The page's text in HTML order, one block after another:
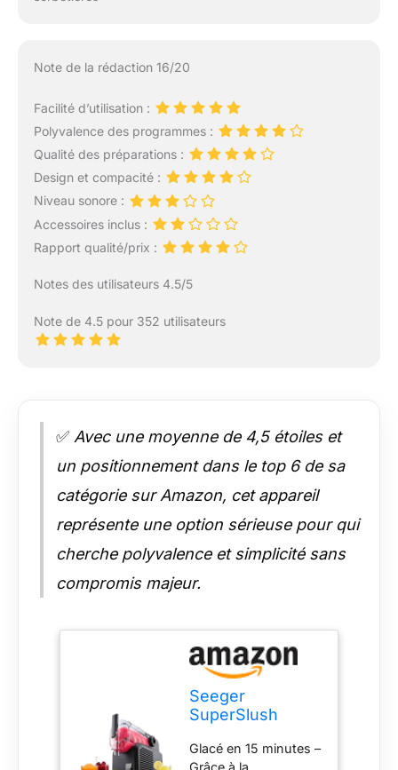
Note de la rédaction 16/20
Facilité d’utilisation :
Polyvalence des programmes :
Qualité des préparations :
Design et compacité :
Niveau sonore :
Accessoires inclus :
Rapport qualité/prix :
Notes des utilisateurs 4.5/5
Note de 4.5 pour 352 utilisateurs
✅ Avec une moyenne de 4,5 étoiles et
un positionnement dans le top 6 de sa
catégorie sur Amazon, cet appareil
représente une option sérieuse pour qui
cherche polyvalence et simplicité sans
compromis majeur.
Seeger
SuperSlush
Granita, 7-in-1
Glacé en 15 minutes –